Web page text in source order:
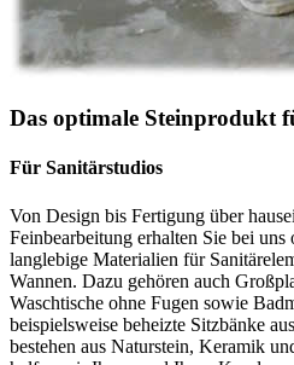
Das optimale Steinprodukt
Für Sanitärstudios
Von Design bis Fertigung über
Feinbearbeitung erhalten Sie bei uns
langlebige Materialien für
Wannen. Dazu gehören auch
Waschtische ohne Fugen sowie
beispielsweise beheizte Sitzbänke
bestehen aus Naturstein, Keramik